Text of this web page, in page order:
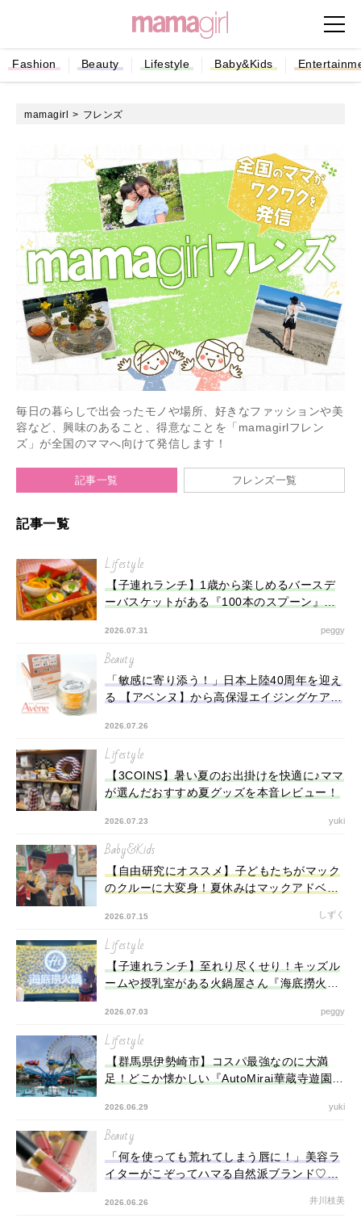
Fashion Beauty Lifestyle Baby&Kids
mamagirl フレンズ
毎日の暮らしで出会ったモノや場所、好きなファッションや美
容など、興味のあること、得意なことを「mamagirlフレン
ズ」が全国のママへ向けて発信します！
記事一覧 フレンズ一覧
記事一覧
Lifestyle
【子連れランチ】1歳から楽しめるバースデ
ーバスケットがある『100本のスプーン』で
2026.07.31 peggy
Beauty
「敏感に寄り添う！」日本上陸40周年を迎え
る 【アベンヌ】から高保湿エイジングケアク
2026.07.26
Lifestyle
【3COINS】暑い夏のお出掛けを快適に♪ママ
が選んだおすすめ夏グッズを本音レビュー！
2026.07.23 yuki
Baby&Kids
【自由研究にオススメ】子どもたちがマック
のクルーに大変身！夏休みはマックアドベン
2026.07.15 しずく
Lifestyle
【子連れランチ】至れり尽くせり！キッズル
ームや授乳室がある火鍋屋さん『海底撈火
2026.07.03 peggy
Lifestyle
【群馬県伊勢崎市】コスパ最強なのに大満
足！どこか懐かしい『AutoMirai華蔵寺遊園
2026.06.29 yuki
Beauty
「何を使っても荒れてしまう唇に！」美容ラ
イターがこぞってハマる自然派ブランド♡【
2026.06.26 井川枝美